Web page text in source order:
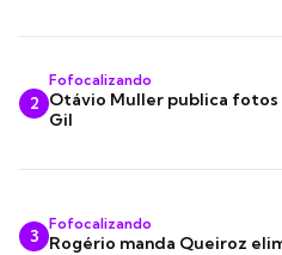
2
Fofocalizando
Otávio Muller publica
Gil
3
Fofocalizando
Rogério manda Queiroz